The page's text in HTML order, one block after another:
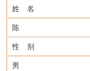
姓 名
陈
性 别
男